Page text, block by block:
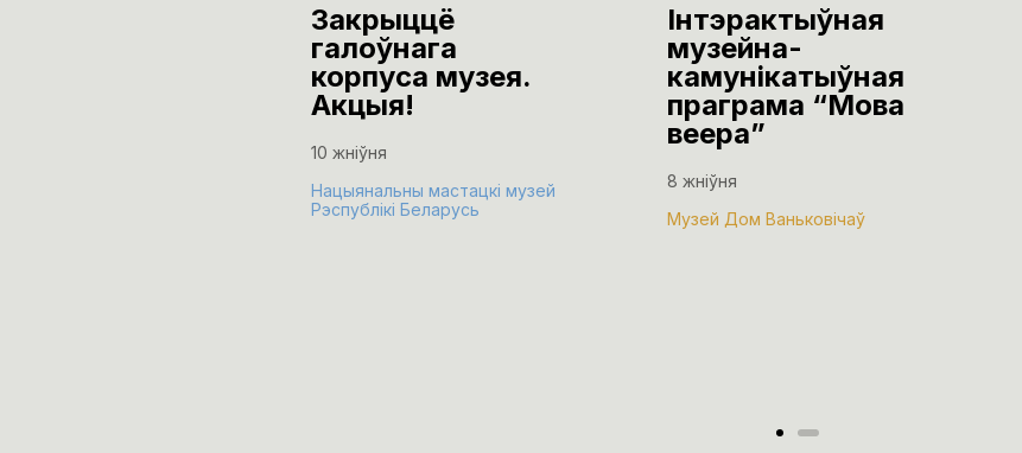
Закрыццё
галоўнага
корпуса музея.
Акцыя!
10 жніўня
Нацыянальны мастацкі музей
Рэспублікі Беларусь
Інтэрактыўная
музейна-
камунікатыўная
праграма “Мова
веера”
8 жніўня
Музей Дом Ваньковічаў